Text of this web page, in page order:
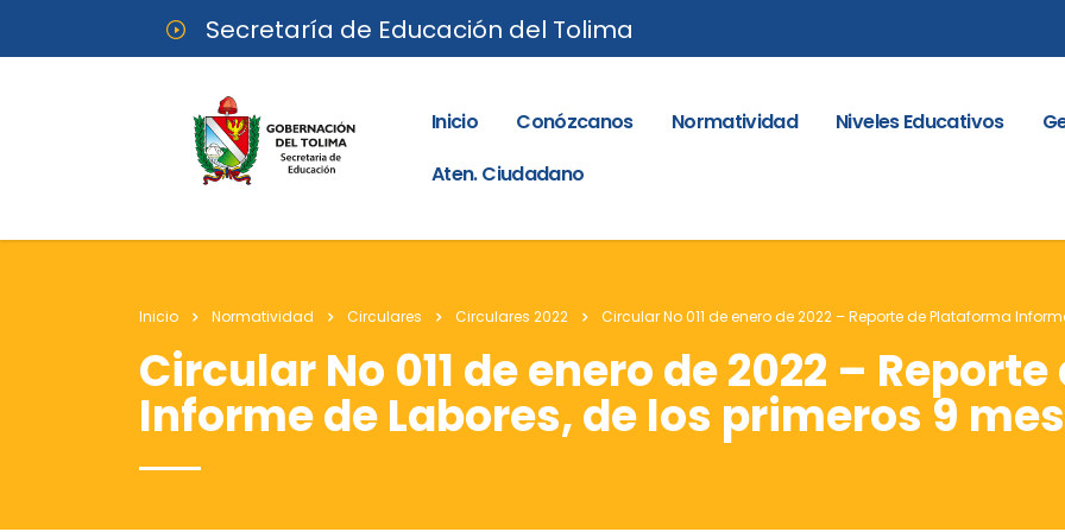
Secretaría de Educación del Tolima
Inicio Conózcanos Normatividad Niveles Educativos
Aten. Ciudadano
Inicio Normatividad Circulares Circulares 2022 Circular No 011 de enero de 2022 – Reporte de Plataforma
Circular No 011 de enero de 2022 –
Informe de Labores, de los primeros 9